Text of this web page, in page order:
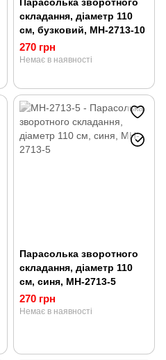
складання, діаметр 110
см, бузковий, MH-2713-10
270 грн
Немає в наявності
Парасолька зворотного
складання, діаметр 110
см, синя, MH-2713-5
270 грн
Немає в наявності